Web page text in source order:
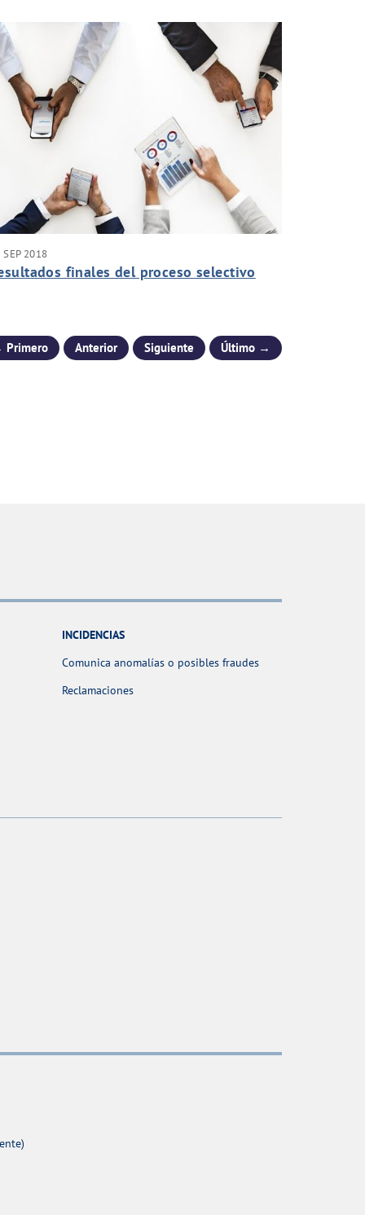
2018
finales del proceso selectivo
Anterior Siguiente Último →
INCIDENCIAS
Comunica anomalías o posibles fraudes
Reclamaciones